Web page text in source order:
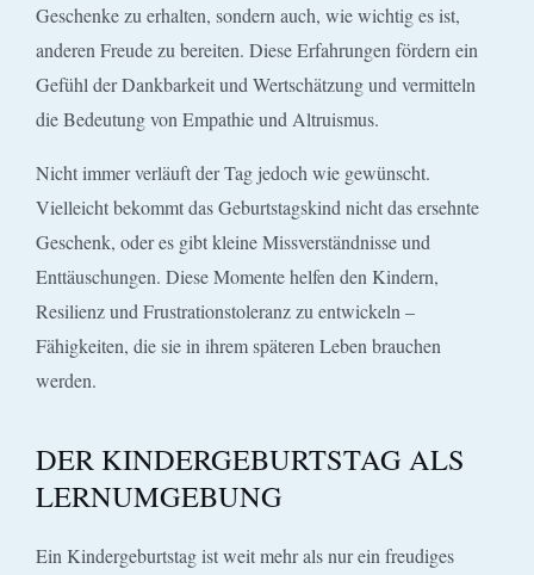
Geschenke zu erhalten, sondern auch, wie wichtig es ist,
anderen Freude zu bereiten. Diese Erfahrungen fördern ein
Gefühl der Dankbarkeit und Wertschätzung und vermitteln
die Bedeutung von Empathie und Altruismus.
Nicht immer verläuft der Tag jedoch wie gewünscht.
Vielleicht bekommt das Geburtstagskind nicht das ersehnte
Geschenk, oder es gibt kleine Missverständnisse und
Enttäuschungen. Diese Momente helfen den Kindern,
Resilienz und Frustrationstoleranz zu entwickeln –
Fähigkeiten, die sie in ihrem späteren Leben brauchen
werden.
DER KINDERGEBURTSTAG ALS
LERNUMGEBUNG
Ein Kindergeburtstag ist weit mehr als nur ein freudiges